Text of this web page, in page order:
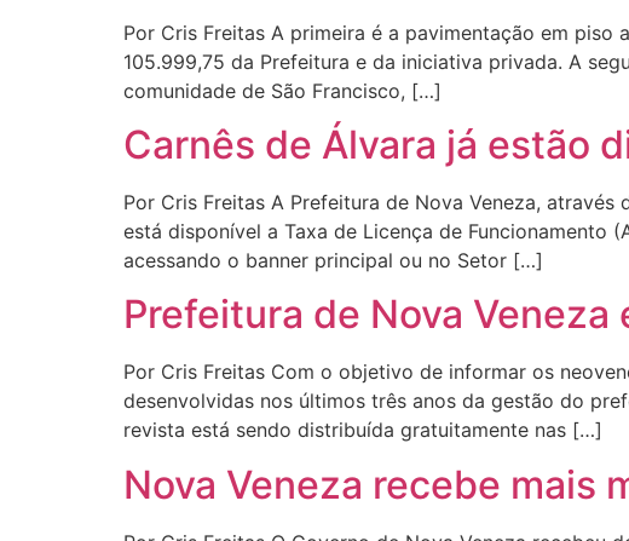
Por Cris Freitas A primeira é a pavimentação em
105.999,75 da Prefeitura e da iniciativa privada. A
comunidade de São Francisco, […]
Carnês de Álvara já estão
Por Cris Freitas A Prefeitura de Nova Veneza,
está disponível a Taxa de Licença de
acessando o banner principal ou no Setor […]
Prefeitura de Nova
Por Cris Freitas Com o objetivo de informar os
desenvolvidas nos últimos três anos da gestão do
revista está sendo distribuída gratuitamente nas […]
Nova Veneza recebe mais